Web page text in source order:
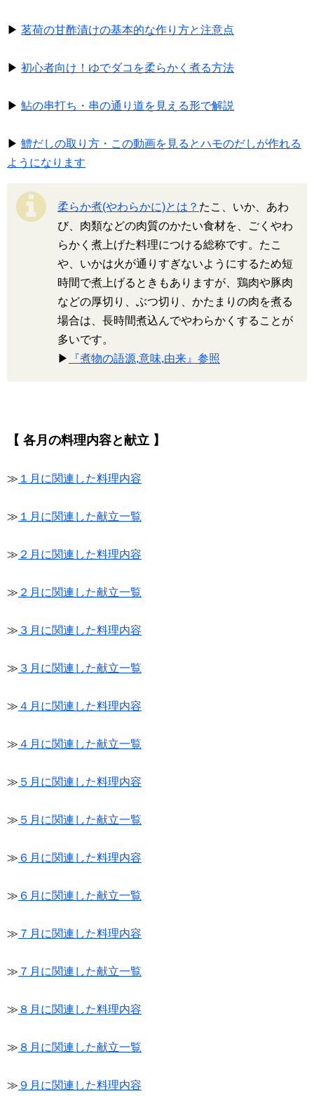
▶ 茗荷の甘酢漬けの基本的な作り方と注意点
▶ 初心者向け！ゆでダコを柔らかく煮る方法
▶ 鮎の串打ち・串の通り道を見える形で解説
▶ 鱧だしの取り方・この動画を見るとハモのだしが作れる
ようになります
柔らか煮(やわらかに)とは？ たこ、いか、あわ
び、肉類などの肉質のかたい食材を、ごくやわ
らかく煮上げた料理につける総称です。たこ
や、いかは火が通りすぎないようにするため短
時間で煮上げるときもありますが、鶏肉や豚肉
などの厚切り、ぶつ切り、かたまりの肉を煮る
場合は、長時間煮込んでやわらかくすることが
多いです。
▶
『煮物の語源,意味,由来』参照
【 各月の料理内容と献立 】
≫ １月に関連した料理内容
≫ １月に関連した献立一覧
≫ ２月に関連した料理内容
≫ ２月に関連した献立一覧
≫ ３月に関連した料理内容
≫ ３月に関連した献立一覧
≫ ４月に関連した料理内容
≫ ４月に関連した献立一覧
≫ ５月に関連した料理内容
≫ ５月に関連した献立一覧
≫ ６月に関連した料理内容
≫ ６月に関連した献立一覧
≫ ７月に関連した料理内容
≫ ７月に関連した献立一覧
≫ ８月に関連した料理内容
≫ ８月に関連した献立一覧
≫ ９月に関連した料理内容